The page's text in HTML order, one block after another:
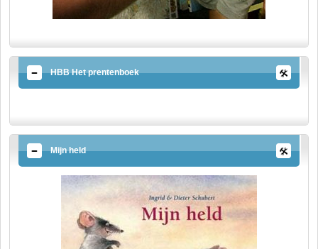
HBB Het prentenboek
Mijn held